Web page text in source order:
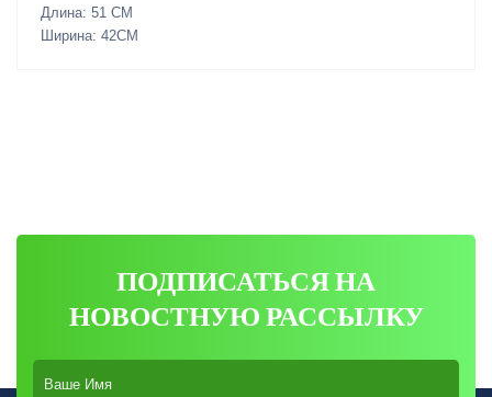
Длина: 51 СМ
Ширина: 42СМ
ПОДПИСАТЬСЯ НА
НОВОСТНУЮ РАССЫЛКУ